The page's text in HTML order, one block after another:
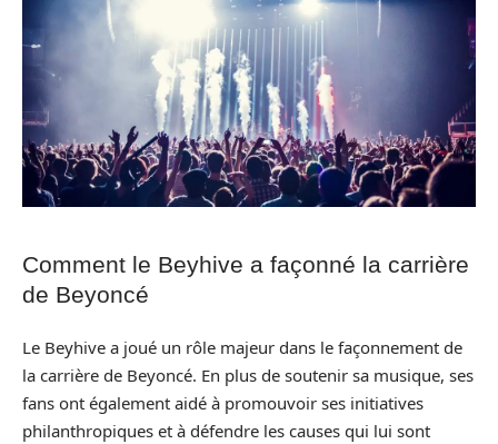
Comment le Beyhive a façonné la carrière
de Beyoncé
Le Beyhive a joué un rôle majeur dans le façonnement de
la carrière de Beyoncé. En plus de soutenir sa musique, ses
fans ont également aidé à promouvoir ses initiatives
philanthropiques et à défendre les causes qui lui sont